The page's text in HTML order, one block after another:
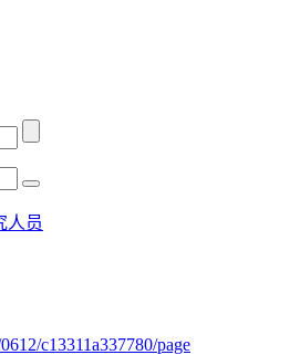
人员
c13311a337780/page